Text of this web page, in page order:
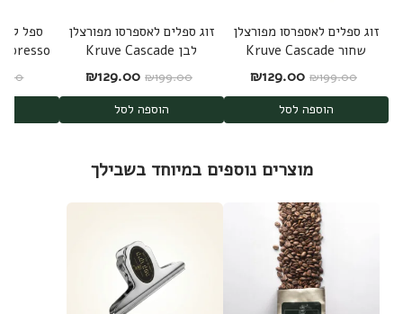
זוג ספלים לאספרסו מפורצלן
שחור Kruve Cascade
Espresso Black
₪199.00 המחיר המקורי היה: ₪199.00.
₪129.00 המחיר הנוכחי הוא: ₪129.00.
הוספה לסל
זוג ספלים לאספרסו מפורצלן
לבן Kruve Cascade
Espresso White
₪199.00 המחיר המקורי היה: ₪199.00.
₪129.00 המחיר הנוכחי הוא:
הוספה לסל
ספל
מוצרים נוספים במיוחד בשבילך